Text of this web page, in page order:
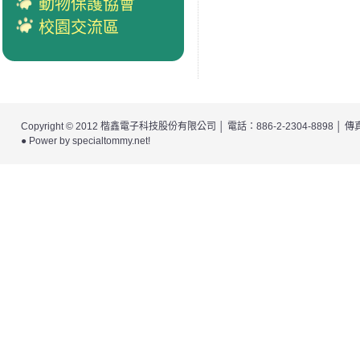
動物保護協會
校園交流區
Copyright © 2012 楷鑫電子科技股份有限公司
│ 電話：886-2-2304-8898 │
● Power by specialtommy.net!